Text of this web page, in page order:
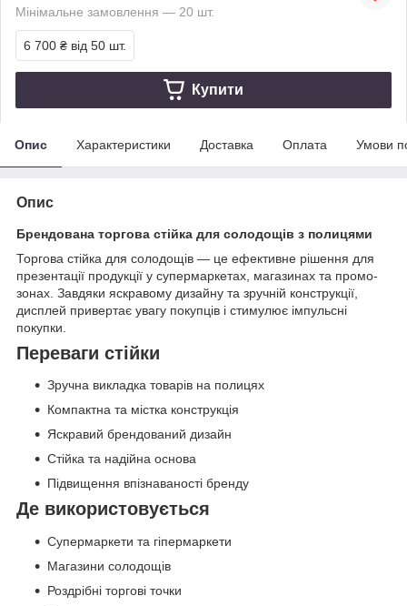
Мінімальне замовлення — 20 шт.
6 700 ₴ від 50 шт.
Купити
Опис Характеристики Доставка Оплата Умови
Опис
Брендована торгова стійка для солодощів з полицями
Торгова стійка для солодощів — це ефективне рішення для
презентації продукції у супермаркетах, магазинах та промо-
зонах. Завдяки яскравому дизайну та зручній конструкції,
дисплей привертає увагу покупців і стимулює імпульсні
покупки.
Переваги стійки
Зручна викладка товарів на полицях
Компактна та містка конструкція
Яскравий брендований дизайн
Стійка та надійна основа
Підвищення впізнаваності бренду
Де використовується
Супермаркети та гіпермаркети
Магазини солодощів
Роздрібні торгові точки